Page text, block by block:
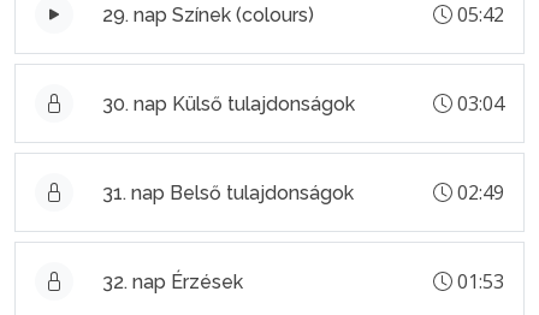
29. nap Színek (colours) 05:42
30. nap Külső tulajdonságok 03:04
31. nap Belső tulajdonságok 02:49
32. nap Érzések 01:53